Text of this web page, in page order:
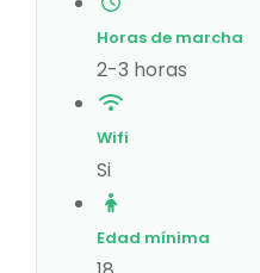
Horas de marcha
2-3 horas
Wifi
Si
Edad mínima